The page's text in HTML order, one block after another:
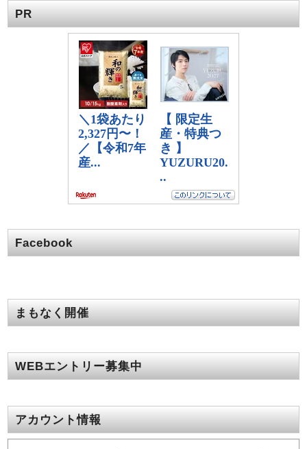
PR
Facebook
まもなく開催
WEBエントリー募集中
アカウント情報